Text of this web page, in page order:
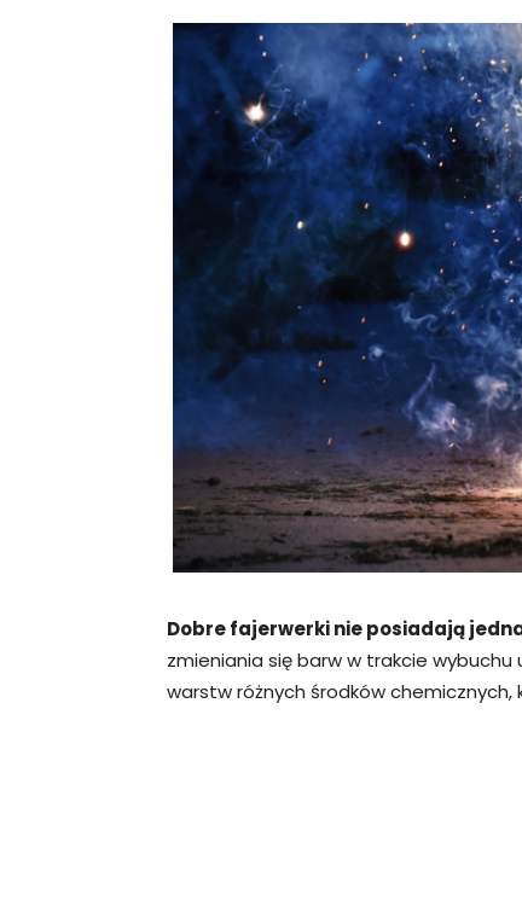
Dobre fajerwerki nie posiadają
zmieniania się barw w trakcie
warstw różnych środków